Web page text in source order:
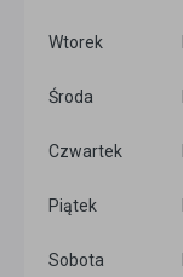
Wtorek
Środa
Czwartek
Piątek
Sobota